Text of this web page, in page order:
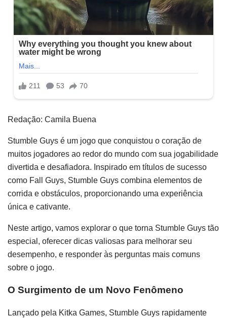
Redação: Camila Buena
Stumble Guys é um jogo que conquistou o coração de
muitos jogadores ao redor do mundo com sua jogabilidade
divertida e desafiadora. Inspirado em títulos de sucesso
como Fall Guys, Stumble Guys combina elementos de
corrida e obstáculos, proporcionando uma experiência
única e cativante.
Neste artigo, vamos explorar o que torna Stumble Guys tão
especial, oferecer dicas valiosas para melhorar seu
desempenho, e responder às perguntas mais comuns
sobre o jogo.
O Surgimento de um Novo Fenômeno
Lançado pela Kitka Games, Stumble Guys rapidamente